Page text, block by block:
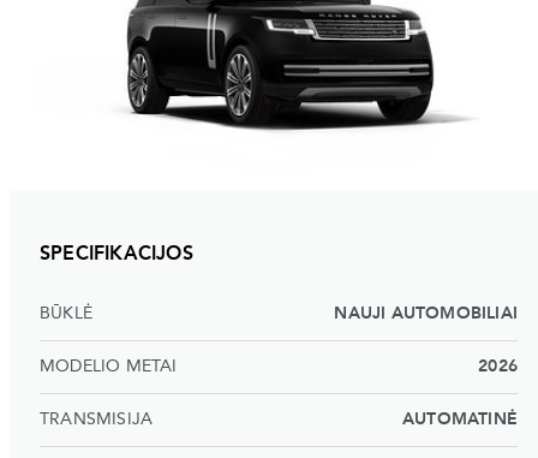
SPECIFIKACIJOS
BŪKLĖ NAUJI AUTOMOBILIAI
MODELIO METAI 2026
TRANSMISIJA AUTOMATINĖ